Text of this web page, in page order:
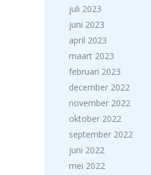
juli 2023
juni 2023
april 2023
maart 2023
februari 2023
december 2022
november 2022
oktober 2022
september 2022
juni 2022
mei 2022